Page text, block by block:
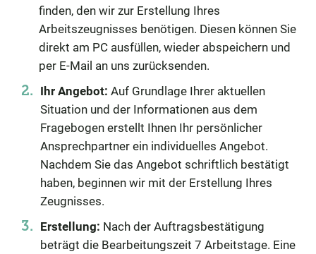
finden, den wir zur Erstellung Ihres
Arbeitszeugnisses benötigen. Diesen können Sie
direkt am PC ausfüllen, wieder abspeichern und
per E-Mail an uns zurücksenden.
Ihr Angebot: Auf Grundlage Ihrer aktuellen
Situation und der Informationen aus dem
Fragebogen erstellt Ihnen Ihr persönlicher
Ansprechpartner ein individuelles Angebot.
Nachdem Sie das Angebot schriftlich bestätigt
haben, beginnen wir mit der Erstellung Ihres
Zeugnisses.
Erstellung: Nach der Auftragsbestätigung
beträgt die Bearbeitungszeit 7 Arbeitstage. Eine